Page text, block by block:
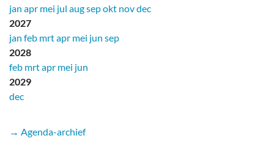
jan apr mei jul augsepokt novdec
2027
jan feb mrtapr mei jun sep
2028
feb mrtapr mei jun
2029
dec
→ Agenda-archief